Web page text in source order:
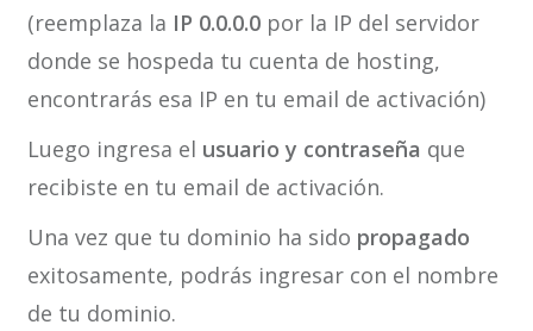
(reemplaza la IP 0.0.0.0por la IP del servidor
donde se hospeda tu cuenta de hosting,
encontrarás esa IP en tu email de activación)
Luego ingresa el usuario y contraseña que
recibiste en tu email de activación.
Una vez que tu dominio ha sido propagado
exitosamente, podrás ingresar con el nombre
de tu dominio.